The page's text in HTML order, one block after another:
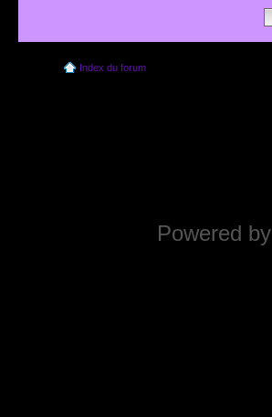
Index du forum
Powered by